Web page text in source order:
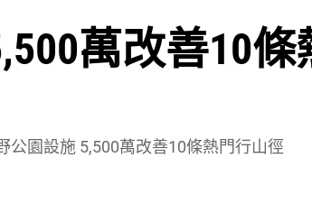
萬改善10條
公園設施 5,500萬改善10條熱門行山徑